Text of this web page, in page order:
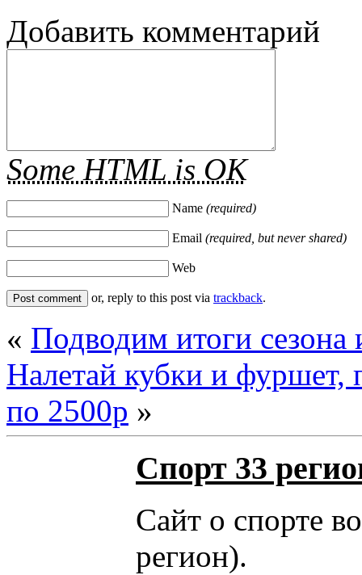
Добавить комментарий
Some HTML is OK
Name (required)
Email (required, but never shared)
Web
or, reply to this post via trackback.
« Подводим итоги
Налетай кубки и фуршет,
по 2500р »
Спорт 33
Сайт о спорте
регион).